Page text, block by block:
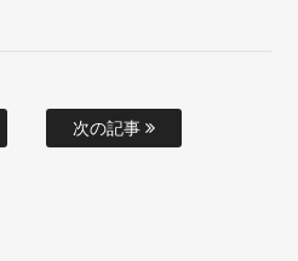
次の記事